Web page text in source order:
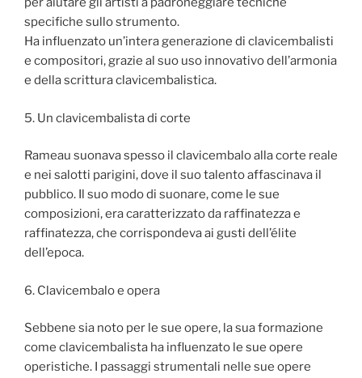
specifiche sullo strumento.
Ha influenzato un’intera generazione di clavicembalisti
e compositori, grazie al suo uso innovativo dell’armonia
e della scrittura clavicembalistica.
5. Un clavicembalista di corte
Rameau suonava spesso il clavicembalo alla corte reale
e nei salotti parigini, dove il suo talento affascinava il
pubblico. Il suo modo di suonare, come le sue
composizioni, era caratterizzato da raffinatezza e
raffinatezza, che corrispondeva ai gusti dell’élite
dell’epoca.
6. Clavicembalo e opera
Sebbene sia noto per le sue opere, la sua formazione
come clavicembalista ha influenzato le sue opere
operistiche. I passaggi strumentali nelle sue opere